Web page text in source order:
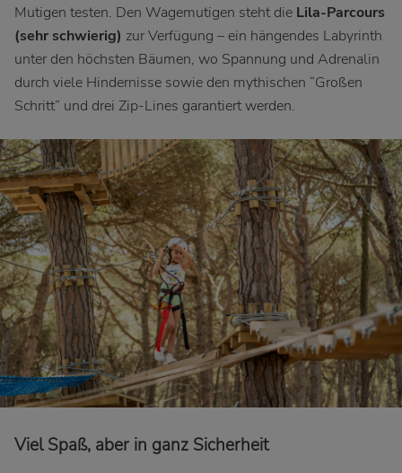
Mutigen testen. Den Wagemutigen steht die Lila-Parcours
(sehr schwierig) zur Verfügung – ein hängendes Labyrinth
unter den höchsten Bäumen, wo Spannung und Adrenalin
durch viele Hindernisse sowie den mythischen “Großen
Schritt” und drei Zip-Lines garantiert werden.
Viel Spaß, aber in ganz Sicherheit